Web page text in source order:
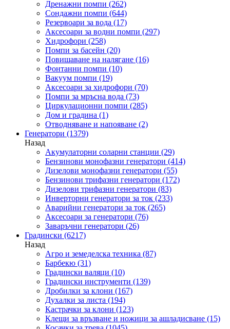
Дренажни помпи (262)
Сондажни помпи (644)
Резервоари за вода (17)
Аксесоари за водни помпи (297)
Хидрофори (258)
Помпи за басейн (20)
Повишаване на налягане (16)
Фонтанни помпи (10)
Вакуум помпи (19)
Аксесоари за хидрофори (70)
Помпи за мръсна вода (73)
Циркулационни помпи (285)
Дом и градина (1)
Отводняване и напояване (2)
Генератори (1379)
Назад
Акумулаторни соларни станции (29)
Бензинови монофазни генератори (414)
Дизелови монофазни генератори (55)
Бензинови трифазни генератори (172)
Дизелови трифазни генератори (83)
Инверторни генератори за ток (233)
Аварийни генератори за ток (265)
Аксесоари за генератори (76)
Заваръчни генератори (26)
Градински (6217)
Назад
Агро и земеделска техника (87)
Барбекю (31)
Градински валяци (10)
Градински инструменти (139)
Дробилки за клони (167)
Духалки за листа (194)
Кастрачки за клони (123)
Клещи за връзване и ножици за ашладисване (15)